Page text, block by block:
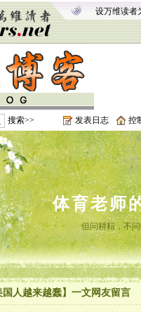
设万维读者
搜索>> 发表日志 控
体育老师
但问耕耘，不
国人越来越蠢】一文网友留言